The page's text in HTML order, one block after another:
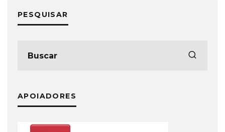
PESQUISAR
APOIADORES